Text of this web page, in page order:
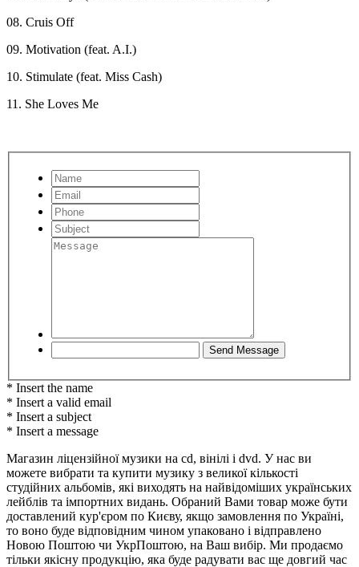
08. Cruis Off
09. Motivation (feat. A.I.)
10. Stimulate (feat. Miss Cash)
11. She Loves Me
* Insert the name
* Insert a valid email
* Insert a subject
* Insert a message
Магазин ліцензійної музики на cd, вінілі і dvd. У нас ви
можете вибрати та купити музику з великої кількості
студійних альбомів, які виходять на найвідоміших українських
лейблів та імпортних видань. Обраний Вами товар може бути
доставлений кур'єром по Києву, якщо замовлення по Україні,
то воно буде відповідним чином упаковано і відправлено
Новою Поштою чи УкрПоштою, на Ваш вибір. Ми продаємо
тільки якісну продукцію, яка буде радувати вас ще довгий час